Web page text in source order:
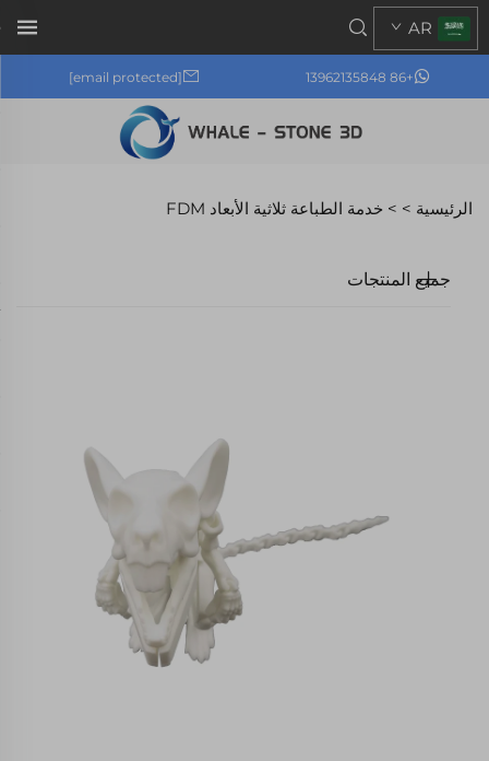
+86 13962135848
[email protected]
AR
الرئيسية > > خدمة الطباعة ثلاثية الأبعاد FDM
جميع المنتجات